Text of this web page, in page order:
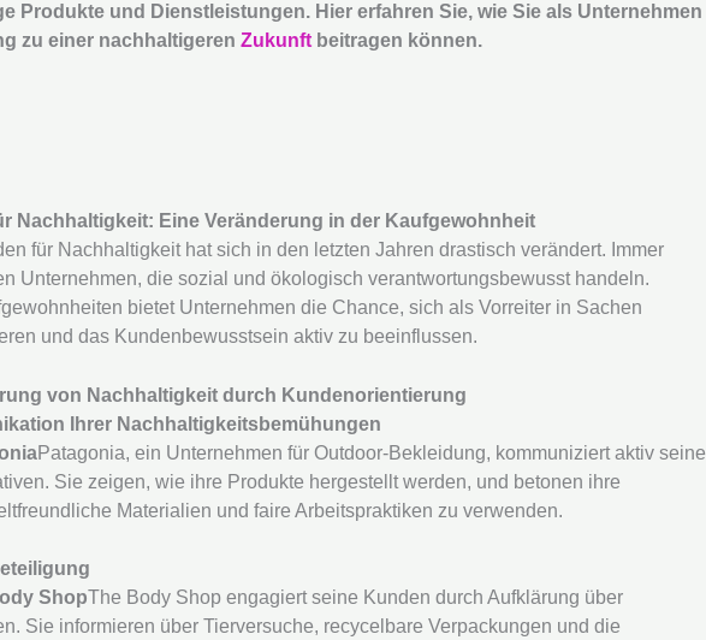
Produkte und Dienstleistungen. Hier erfahren Sie, wie Sie als Unternehmen
zu einer nachhaltigeren Zukunft beitragen können.
Nachhaltigkeit: Eine Veränderung in der Kaufgewohnheit
für Nachhaltigkeit hat sich in den letzten Jahren drastisch verändert. Immer
Unternehmen, die sozial und ökologisch verantwortungsbewusst handeln.
bietet Unternehmen die Chance, sich als Vorreiter in Sachen
und das Kundenbewusstsein aktiv zu beeinflussen.
von Nachhaltigkeit durch Kundenorientierung
Ihrer Nachhaltigkeitsbemühungen
Patagonia, ein Unternehmen für Outdoor-Bekleidung, kommuniziert aktiv seine
Sie zeigen, wie ihre Produkte hergestellt werden, und betonen ihre
Materialien und faire Arbeitspraktiken zu verwenden.
ShopThe Body Shop engagiert seine Kunden durch Aufklärung über
Sie informieren über Tierversuche, recycelbare Verpackungen und die